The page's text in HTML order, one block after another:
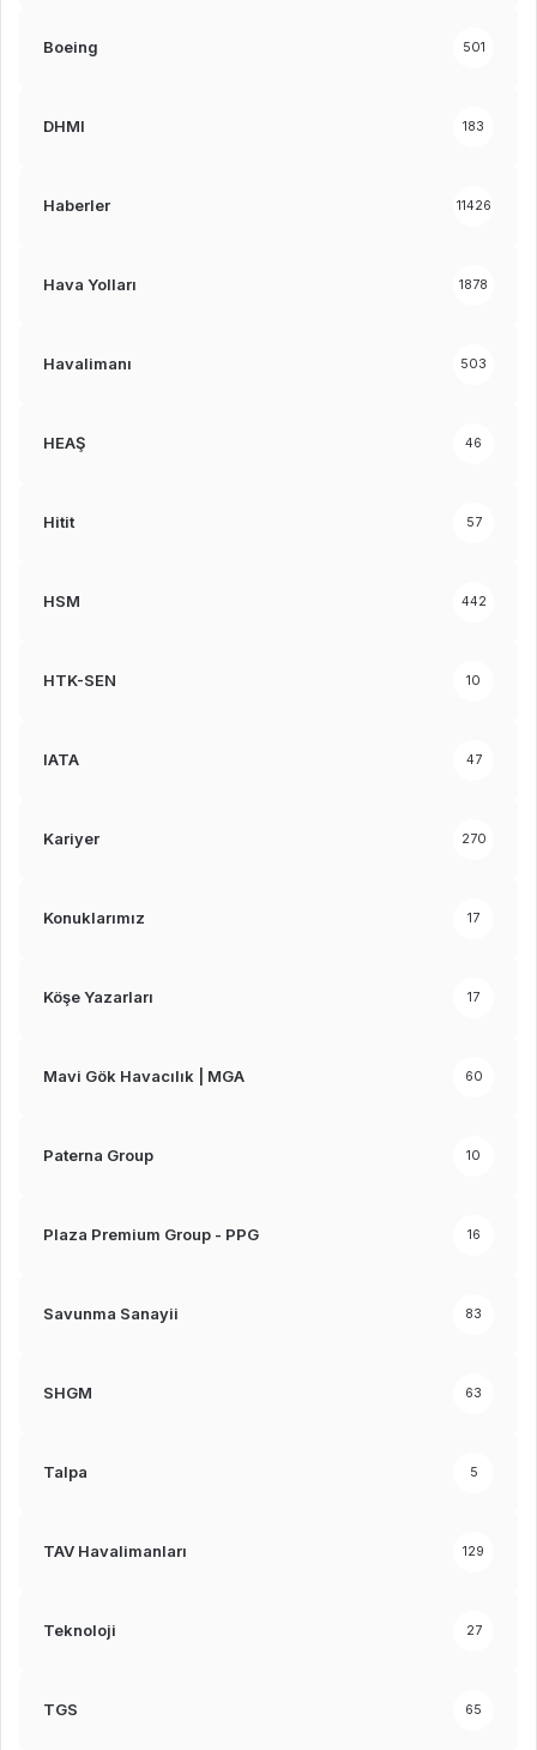
Boeing 501
DHMI 183
Haberler 11426
Hava Yolları 1878
Havalimanı 503
HEAŞ 46
Hitit 57
HSM 442
HTK-SEN 10
IATA 47
Kariyer 270
Konuklarımız 17
Köşe Yazarları 17
Mavi Gök Havacılık | MGA 60
Paterna Group 10
Plaza Premium Group - PPG 16
Savunma Sanayii 83
SHGM 63
Talpa 5
TAV Havalimanları 129
Teknoloji 27
TGS 65